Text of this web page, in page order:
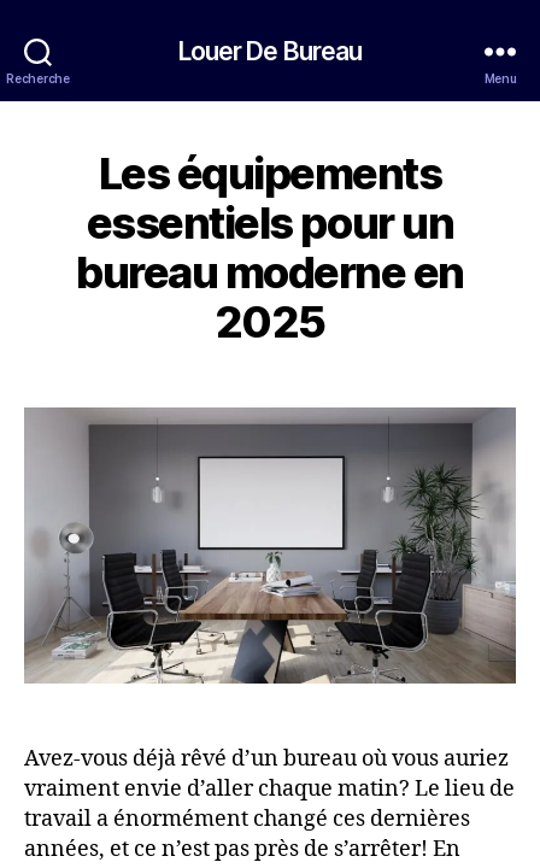
Recherche
Louer De Bureau
Menu
Les équipements
essentiels pour un
bureau moderne en
2025
Avez-vous déjà rêvé d’un bureau où vous auriez
vraiment envie d’aller chaque matin? Le lieu de
travail a énormément changé ces dernières
années, et ce n’est pas près de s’arrêter! En